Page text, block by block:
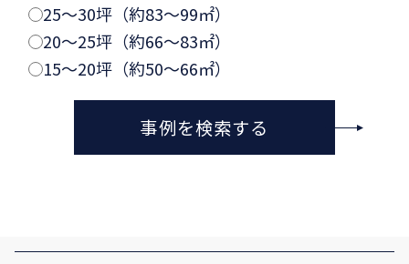
25〜30坪（約83〜99㎡）
20〜25坪（約66〜83㎡）
15〜20坪（約50〜66㎡）
事例を検索する